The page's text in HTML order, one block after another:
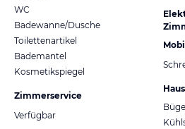
WC
Badewanne/Dusche
Toilettenartikel
Bademantel
Kosmetikspiegel
Zimmerservice
Verfügbar